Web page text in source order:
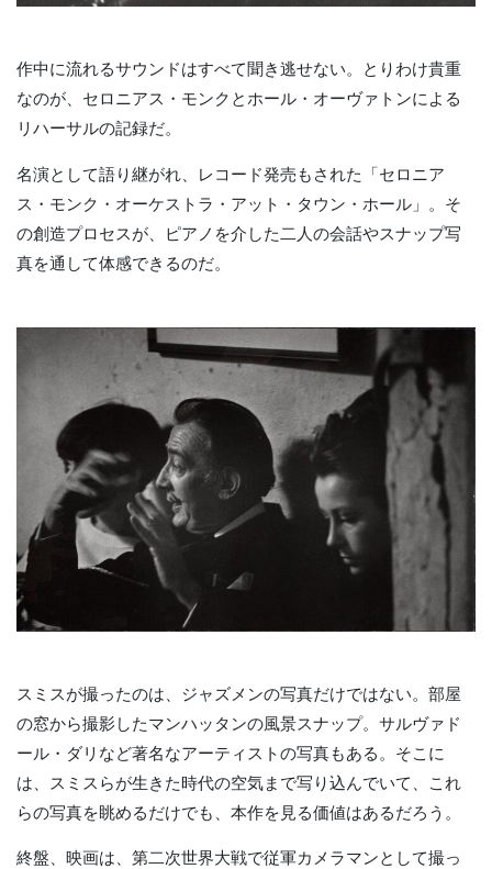
作中に流れるサウンドはすべて聞き逃せない。とりわけ貴重
なのが、セロニアス・モンクとホール・オーヴァトンによる
リハーサルの記録だ。
名演として語り継がれ、レコード発売もされた「セロニア
ス・モンク・オーケストラ・アット・タウン・ホール」。そ
の創造プロセスが、ピアノを介した二人の会話やスナップ写
真を通して体感できるのだ。
スミスが撮ったのは、ジャズメンの写真だけではない。部屋
の窓から撮影したマンハッタンの風景スナップ。サルヴァド
ール・ダリなど著名なアーティストの写真もある。そこに
は、スミスらが生きた時代の空気まで写り込んでいて、これ
らの写真を眺めるだけでも、本作を見る価値はあるだろう。
終盤、映画は、第二次世界大戦で従軍カメラマンとして撮っ